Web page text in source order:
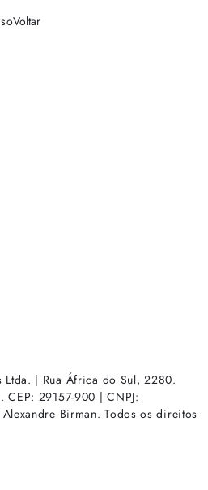
Voltar
| Rua África do Sul, 2280.
29157-900 | CNPJ:
Alexandre Birman. Todos os direitos